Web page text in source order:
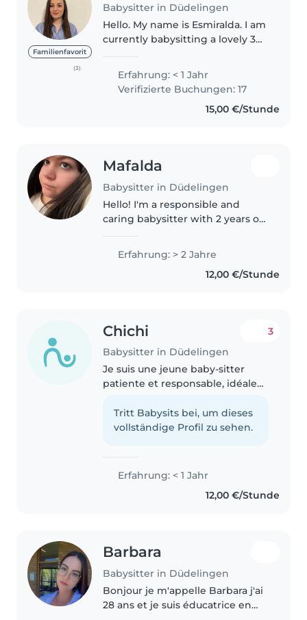
Familienfavorit
(3)
Babysitter in Düdelingen
Hello. My name is Esmiralda. I am
currently babysitting a lovely 3
old and two lovely twins 2 years
old. I like organizing games with
kids, going..
Erfahrung: < 1 Jahr
Verifizierte Buchungen: 17
15,00 €/Stunde
Mafalda
Babysitter in Düdelingen
Hello! I'm a responsible and
caring babysitter with 2 years of
English, French, and Portuguese,
and I love engaging children..
Erfahrung: > 2 Jahre
12,00 €/Stunde
Chichi
Babysitter in Düdelingen
3
Je suis une jeune baby-sitter
patiente et responsable, idéale
bas âge et en âge d'aller à
l'école. J'ai suivi une formation
Tritt Babysits bei, um dieses
vollständige Profil zu sehen.
Erfahrung: < 1 Jahr
12,00 €/Stunde
Barbara
Babysitter in Düdelingen
Bonjour je m'appelle Barbara j'ai
28 ans et je suis éducatrice en